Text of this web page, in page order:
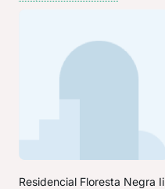
Residencial Floresta Negra Ii